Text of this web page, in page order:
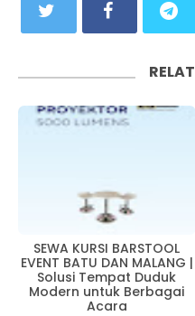
SEWA KURSI BARSTOOL
EVENT BATU DAN MALANG |
Solusi Tempat Duduk
Modern untuk Berbagai
Acara